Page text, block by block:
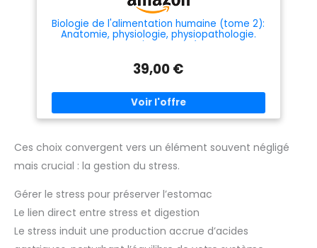
Biologie de l'alimentation humaine (tome 2):
Anatomie, physiologie, physiopathologie.
Cours exercices corrigés, QCM
39,00 €
Ces choix convergent vers un élément souvent négligé
mais crucial : la gestion du stress.
Gérer le stress pour préserver l’estomac
Le lien direct entre stress et digestion
Le stress induit une production accrue d’acides